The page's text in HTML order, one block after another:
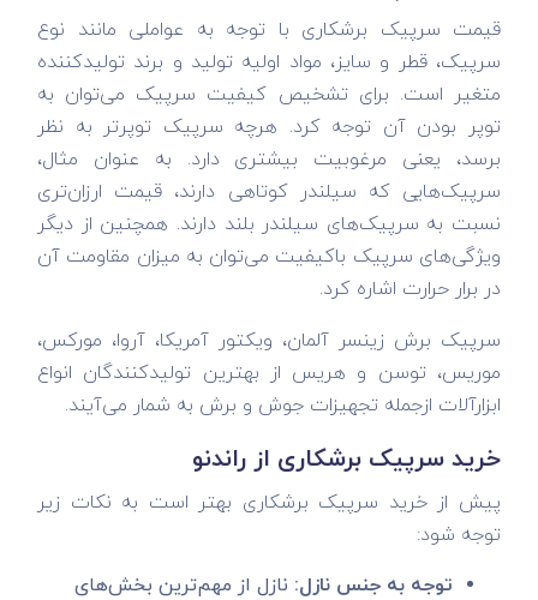
قیمت سرپیک برشکاری با توجه به عواملی مانند نوع
سرپیک، قطر و سایز، مواد اولیه تولید و برند تولیدکننده
متغیر است. برای تشخیص کیفیت سرپیک می‌توان به
توپر بودن آن توجه کرد. هرچه سرپیک توپرتر به نظر
برسد، یعنی مرغوبیت بیشتری دارد. به عنوان مثال،
سرپیک‌هایی که سیلندر کوتاهی دارند، قیمت ارزان‌تری
نسبت به سرپیک‌های سیلندر بلند دارند. همچنین از دیگر
ویژگی‌های سرپیک باکیفیت می‌توان به میزان مقاومت آن
در برار حرارت اشاره کرد.
سرپیک برش زینسر آلمان، ویکتور آمریکا، آروا، مورکس،
موریس، توسن و هریس از بهترین تولیدکنندگان انواع
ابزارآلات ازجمله تجهیزات جوش و برش به شمار می‌آیند.
خرید سرپیک برشکاری از راندنو
پیش از خرید سرپیک برشکاری بهتر است به نکات زیر
توجه شود:
توجه به جنس نازل: نازل از مهم‌ترین بخش‌های